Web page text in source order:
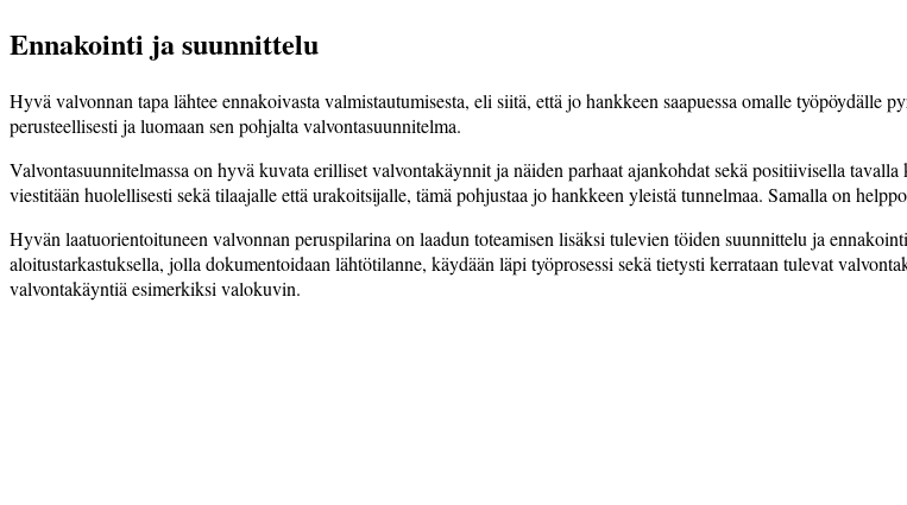
Ennakointi ja suunnittelu
Hyvä valvonnan tapa lähtee ennakoivasta­ valmistautu­misesta, eli siitä, että jo hankkeen saapuessa­ omalle työpöydälle
perusteellisesti ja luomaan sen pohjalta valvontasuunnitelma.
Valvontasuunnitelmassa on hyvä kuvata erilliset valvontakäynnit ja näiden parhaat ajankohdat sekä positiivisella
viestitään huolellisesti sekä tilaajalle että urakoitsijalle, tämä pohjustaa jo hankkeen yleistä tunnelmaa. Samalla on
Hyvän laatuorientoituneen valvonnan peruspilarina on laadun toteamisen lisäksi tulevien töiden suunnittelu ja
aloitustarkastuksella, jolla dokumentoidaan lähtö­tilanne, käydään läpi työprosessi sekä tietysti kerrataan tulevat
valvontakäyntiä esimerkiksi valokuvin.